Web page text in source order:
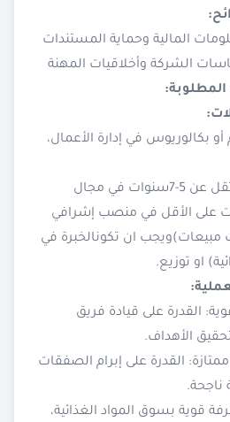
المالية وحماية المستندات
الشركة وأخلاقيات المهنة
بكالوريوس في إدارة الأعمال،
الخبرة العملية: خبرة لا تقل عن 5-7سنوات في مجال
منها 3 سنوات على الأقل في منصب إشرافي
ان تكونالخبرة في
او توزيع.
القدرة على قيادة فريق
الأهداف.
القدرة على إبرام الصفقات
ناجحة.
قوية بسوق المواد الغذائية،